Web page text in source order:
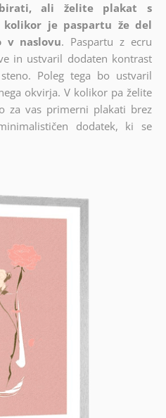
ali želite plakat s
je paspartu že del
v naslovu. Paspartu z ecru
in ustvaril dodaten kontrast
Poleg tega bo ustvaril
okvirja. V kolikor pa želite
za vas primerni plakati brez
dodatek, ki se